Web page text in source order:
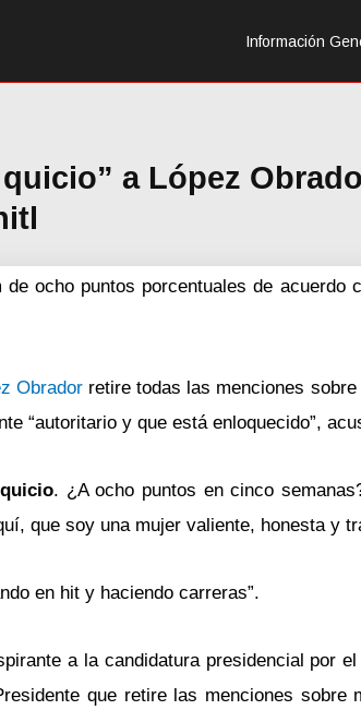
Información
a López
ocho puntos porcentuales de acuerdo
Obrador retire todas las menciones sobre
“autoritario y que está enloquecido”,
. ¿A ocho puntos en cinco
que soy una mujer valiente, honesta y
en hit y haciendo carreras”.
a la candidatura presidencial por el
que retire las menciones sobre